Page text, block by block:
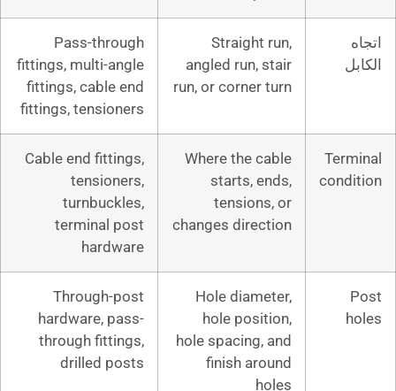
angled
Pass-through
fittings, multi-angle
fittings, cable end
Where
Cable end fittings,
tensioners,
turnbuckles,
terminal post
Hole
hole
Through-post
hardware, pass-
through fittings,
drilled posts